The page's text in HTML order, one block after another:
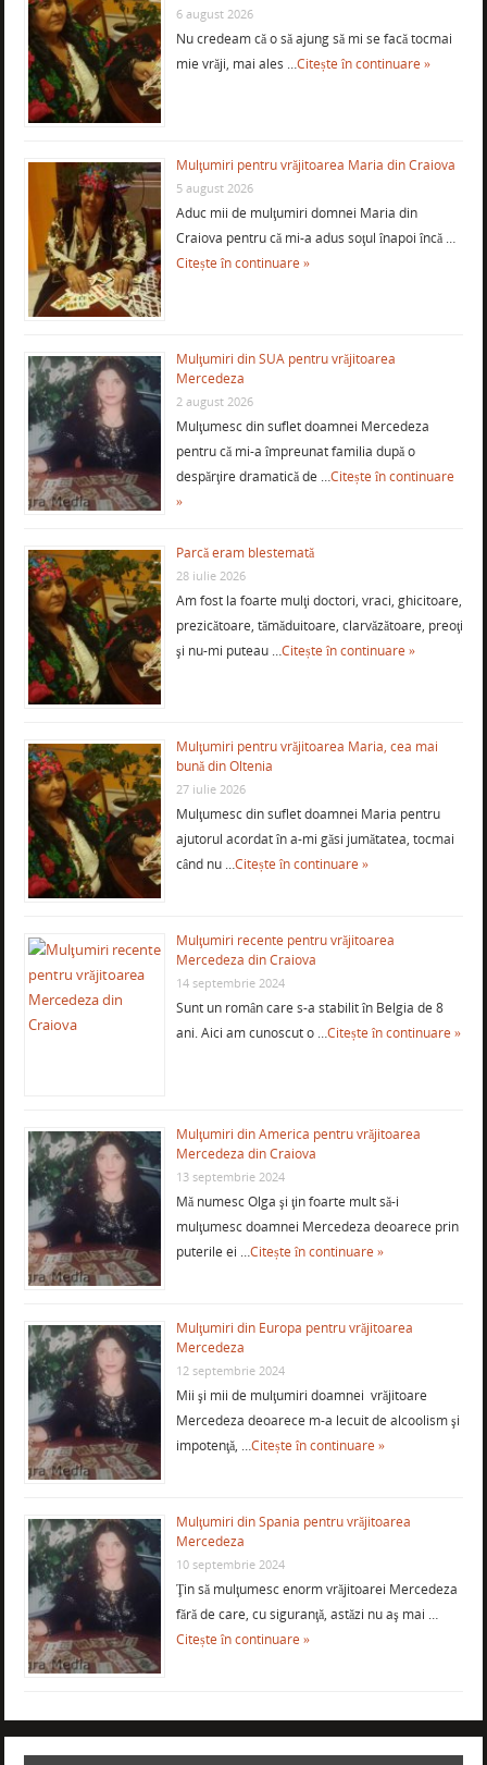
6 august 2026
Nu credeam că o să ajung să mi se facă tocmai
mie vrăji, mai ales …Citește în continuare »
Mulţumiri pentru vrăjitoarea Maria din Craiova
5 august 2026
Aduc mii de mulţumiri domnei Maria din
Craiova pentru că mi-a adus soţul înapoi încă …
Citește în continuare »
Mulţumiri din SUA pentru vrăjitoarea
Mercedeza
2 august 2026
Mulţumesc din suflet doamnei Mercedeza
pentru că mi-a împreunat familia după o
despărţire dramatică de …Citește în continuare
»
Parcă eram blestemată
28 iulie 2026
Am fost la foarte mulţi doctori, vraci, ghicitoare,
prezicătoare, tămăduitoare, clarvăzătoare, preoţi
şi nu-mi puteau …Citește în continuare »
Mulţumiri pentru vrăjitoarea Maria, cea mai
bună din Oltenia
27 iulie 2026
Mulţumesc din suflet doamnei Maria pentru
ajutorul acordat în a-mi găsi jumătatea, tocmai
când nu …Citește în continuare »
Mulţumiri recente pentru vrăjitoarea
Mercedeza din Craiova
14 septembrie 2024
Sunt un român care s-a stabilit în Belgia de 8
ani. Aici am cunoscut o …Citește în continuare »
Mulţumiri din America pentru vrăjitoarea
Mercedeza din Craiova
13 septembrie 2024
Mă numesc Olga şi ţin foarte mult să-i
mulţumesc doamnei Mercedeza deoarece prin
puterile ei …Citește în continuare »
Mulţumiri din Europa pentru vrăjitoarea
Mercedeza
12 septembrie 2024
Mii şi mii de mulţumiri doamnei vrăjitoare
Mercedeza deoarece m-a lecuit de alcoolism şi
impotenţă, …Citește în continuare »
Mulţumiri din Spania pentru vrăjitoarea
Mercedeza
10 septembrie 2024
Ţin să mulţumesc enorm vrăjitoarei Mercedeza
fără de care, cu siguranţă, astăzi nu aş mai …
Citește în continuare »